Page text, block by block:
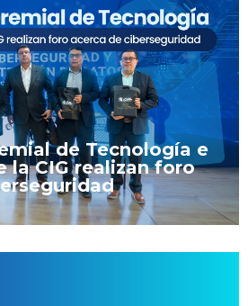
de Tecnología e
la CIG realizan foro